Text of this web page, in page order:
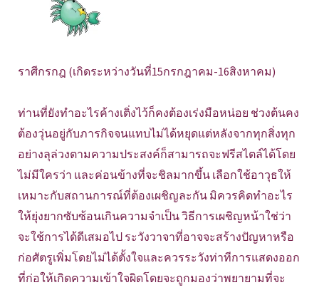
ราศีกรกฎ (เกิดระหว่างวันที่15กรกฎาคม-16สิงหาคม)
ท่านที่ยังทำอะไรค้างเติ่งไว้ก็คงต้องเร่งมือหน่อย ช่วงต้นคง
ต้องวุ่นอยู่กับภารกิจจนแทบไม่ได้หยุดแต่หลังจากทุกสิ่งทุก
อย่างลุล่วงตามความประสงค์ก็สามารถจะฟรีสไตล์ได้โดย
ไม่มีใครว่า และค่อนข้างที่จะชิลมากขึ้น เลือกใช้อาวุธให้
เหมาะกับสถานการณ์ที่ต้องเผชิญละกัน มิควรคิดทำอะไร
ให้ยุ่งยากซับซ้อนเกินความจำเป็น วิธีการเผชิญหน้าใช่ว่า
จะใช้การได้ดีเสมอไป ระวังวาจาที่อาจจะสร้างปัญหาหรือ
ก่อศัตรูเพิ่มโดยไม่ได้ตั้งใจและควรระวังท่าทีการแสดงออก
ที่ก่อให้เกิดความเข้าใจผิดโดยจะถูกมองว่าพยายามที่จะ